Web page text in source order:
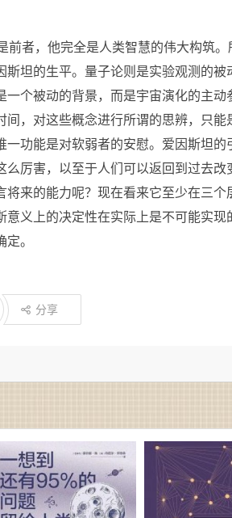
前者，他完全是人类智慧的伟大构筑。
坦的生平。量子论则是实验观测的被
个被动的背景，而是宇宙演化的主动
，对这些概念进行所谓的思辨，只能
功能是对软弱者的安慰。爱因斯坦的
厉害，以至于人们可以返回到过去改
来的能力呢？现在看来它至少在三个
义上的决定性在实际上是不可能实现
。
分享